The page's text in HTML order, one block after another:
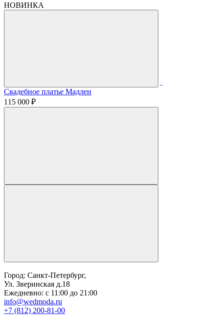
НОВИНКА
Свадебное платье Мадлен
115 000 ₽
Город: Санкт-Петербург,
Ул. Зверинская д.18
Ежедневно: с 11:00 до 21:00
info@wedmoda.ru
+7 (812) 200-81-00